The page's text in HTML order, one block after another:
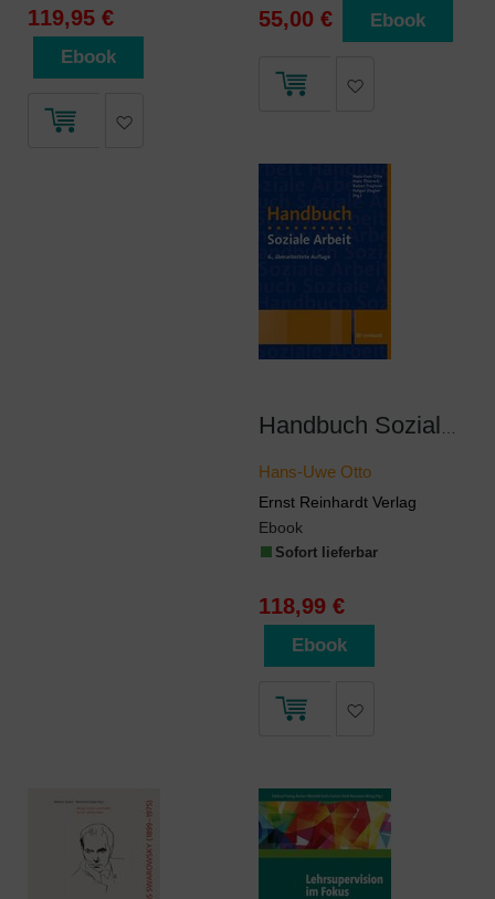
119,95 €
Ebook
55,00 € Ebook
Hans-Uwe Otto
Ernst Reinhardt Verlag
Ebook
Sofort lieferbar
118,99 €
Ebook